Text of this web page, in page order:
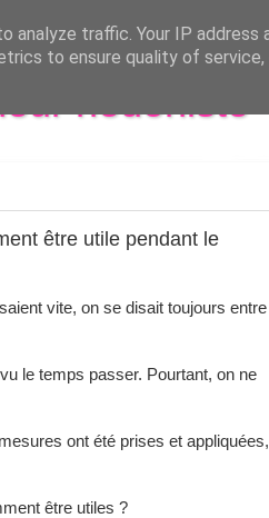
hédoniste
être utile pendant le
vite, on se disait toujours entre
le temps passer. Pourtant, on ne
ont été prises et appliquées,
être utiles ?
traffic. Your IP address
to ensure quality of service,